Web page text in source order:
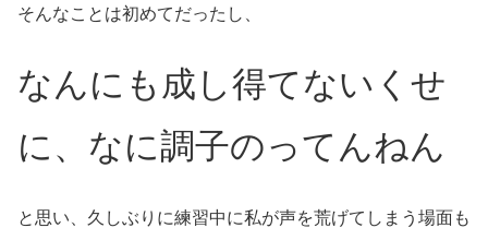
そんなことは初めてだったし、
なんにも成し得てないくせ
に、なに調子のってんねん
と思い、久しぶりに練習中に私が声を荒げてしまう場面も